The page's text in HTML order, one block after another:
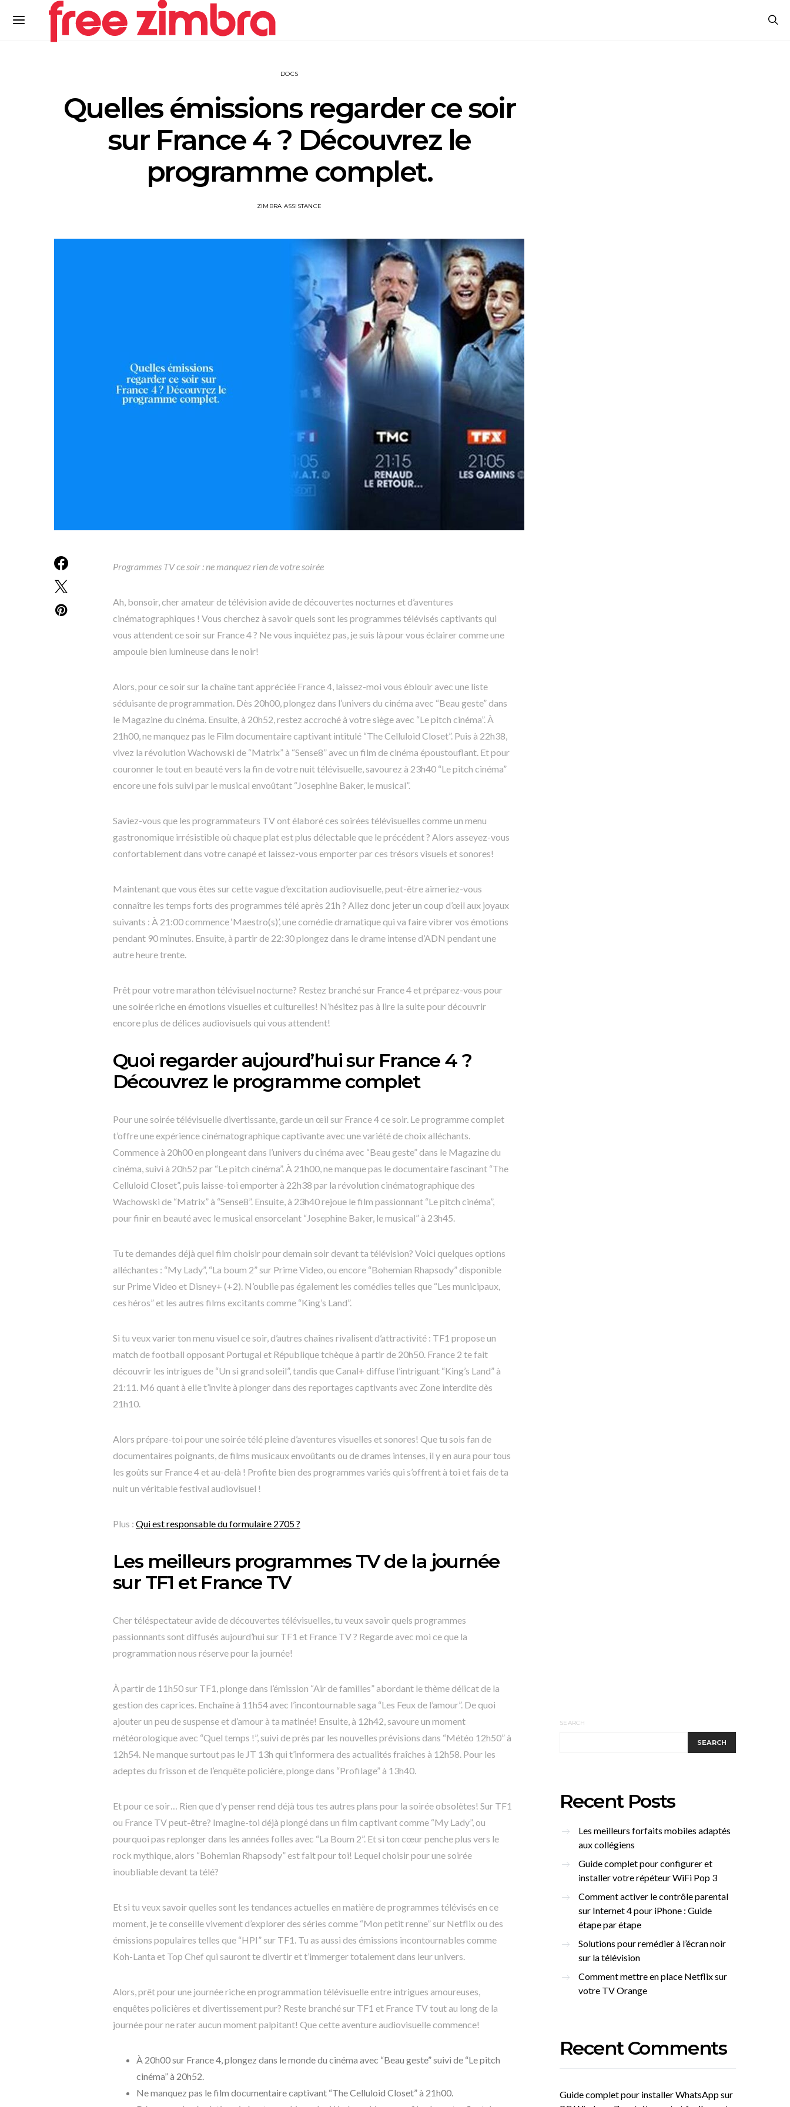
DOCS
Quelles émissions regarder ce soir
sur France 4 ? Découvrez le
programme complet.
ZIMBRA ASSISTANCE
Programmes TV ce soir : ne manquez rien de votre soirée
Ah, bonsoir, cher amateur de télévision avide de découvertes nocturnes et d’aventures
cinématographiques ! Vous cherchez à savoir quels sont les programmes télévisés captivants qui
vous attendent ce soir sur France 4 ? Ne vous inquiétez pas, je suis là pour vous éclairer comme une
ampoule bien lumineuse dans le noir!
Alors, pour ce soir sur la chaîne tant appréciée France 4, laissez-moi vous éblouir avec une liste
séduisante de programmation. Dès 20h00, plongez dans l’univers du cinéma avec “Beau geste” dans
le Magazine du cinéma. Ensuite, à 20h52, restez accroché à votre siège avec “Le pitch cinéma”. À
21h00, ne manquez pas le Film documentaire captivant intitulé “The Celluloid Closet”. Puis à 22h38,
vivez la révolution Wachowski de “Matrix” à “Sense8” avec un film de cinéma époustouflant. Et pour
couronner le tout en beauté vers la fin de votre nuit télévisuelle, savourez à 23h40 “Le pitch cinéma”
encore une fois suivi par le musical envoûtant “Josephine Baker, le musical”.
Saviez-vous que les programmateurs TV ont élaboré ces soirées télévisuelles comme un menu
gastronomique irrésistible où chaque plat est plus délectable que le précédent ? Alors asseyez-vous
confortablement dans votre canapé et laissez-vous emporter par ces trésors visuels et sonores!
Maintenant que vous êtes sur cette vague d’excitation audiovisuelle, peut-être aimeriez-vous
connaître les temps forts des programmes télé après 21h ? Allez donc jeter un coup d’œil aux joyaux
suivants : À 21:00 commence ‘Maestro(s)’, une comédie dramatique qui va faire vibrer vos émotions
pendant 90 minutes. Ensuite, à partir de 22:30 plongez dans le drame intense d’ADN pendant une
autre heure trente.
Prêt pour votre marathon télévisuel nocturne? Restez branché sur France 4 et préparez-vous pour
une soirée riche en émotions visuelles et culturelles! N’hésitez pas à lire la suite pour découvrir
encore plus de délices audiovisuels qui vous attendent!
Quoi regarder aujourd’hui sur France 4 ?
Découvrez le programme complet
Pour une soirée télévisuelle divertissante, garde un œil sur France 4 ce soir. Le programme complet
t’offre une expérience cinématographique captivante avec une variété de choix alléchants.
Commence à 20h00 en plongeant dans l’univers du cinéma avec “Beau geste” dans le Magazine du
cinéma, suivi à 20h52 par “Le pitch cinéma”. À 21h00, ne manque pas le documentaire fascinant “The
Celluloid Closet”, puis laisse-toi emporter à 22h38 par la révolution cinématographique des
Wachowski de “Matrix” à “Sense8”. Ensuite, à 23h40 rejoue le film passionnant “Le pitch cinéma”,
pour finir en beauté avec le musical ensorcelant “Josephine Baker, le musical” à 23h45.
Tu te demandes déjà quel film choisir pour demain soir devant ta télévision? Voici quelques options
alléchantes : “My Lady”, “La boum 2” sur Prime Video, ou encore “Bohemian Rhapsody” disponible
sur Prime Video et Disney+ (+2). N’oublie pas également les comédies telles que “Les municipaux,
ces héros” et les autres films excitants comme “King’s Land”.
Si tu veux varier ton menu visuel ce soir, d’autres chaînes rivalisent d’attractivité : TF1 propose un
match de football opposant Portugal et République tchèque à partir de 20h50. France 2 te fait
découvrir les intrigues de “Un si grand soleil”, tandis que Canal+ diffuse l’intriguant “King’s Land” à
21:11. M6 quant à elle t’invite à plonger dans des reportages captivants avec Zone interdite dès
21h10.
Alors prépare-toi pour une soirée télé pleine d’aventures visuelles et sonores! Que tu sois fan de
documentaires poignants, de films musicaux envoûtants ou de drames intenses, il y en aura pour tous
les goûts sur France 4 et au-delà ! Profite bien des programmes variés qui s’offrent à toi et fais de ta
nuit un véritable festival audiovisuel !
Plus : Qui est responsable du formulaire 2705 ?
Les meilleurs programmes TV de la journée
sur TF1 et France TV
Cher téléspectateur avide de découvertes télévisuelles, tu veux savoir quels programmes
passionnants sont diffusés aujourd’hui sur TF1 et France TV ? Regarde avec moi ce que la
programmation nous réserve pour la journée!
À partir de 11h50 sur TF1, plonge dans l’émission “Air de familles” abordant le thème délicat de la
gestion des caprices. Enchaîne à 11h54 avec l’incontournable saga “Les Feux de l’amour”. De quoi
ajouter un peu de suspense et d’amour à ta matinée! Ensuite, à 12h42, savoure un moment
météorologique avec “Quel temps !”, suivi de près par les nouvelles prévisions dans “Météo 12h50” à
12h54. Ne manque surtout pas le JT 13h qui t’informera des actualités fraîches à 12h58. Pour les
adeptes du frisson et de l’enquête policière, plonge dans “Profilage” à 13h40.
Et pour ce soir… Rien que d’y penser rend déjà tous tes autres plans pour la soirée obsolètes! Sur TF1
ou France TV peut-être? Imagine-toi déjà plongé dans un film captivant comme “My Lady”, ou
pourquoi pas replonger dans les années folles avec “La Boum 2”. Et si ton cœur penche plus vers le
rock mythique, alors “Bohemian Rhapsody” est fait pour toi! Lequel choisir pour une soirée
inoubliable devant ta télé?
Et si tu veux savoir quelles sont les tendances actuelles en matière de programmes télévisés en ce
moment, je te conseille vivement d’explorer des séries comme “Mon petit renne” sur Netflix ou des
émissions populaires telles que “HPI” sur TF1. Tu as aussi des émissions incontournables comme
Koh-Lanta et Top Chef qui sauront te divertir et t’immerger totalement dans leur univers.
Alors, prêt pour une journée riche en programmation télévisuelle entre intrigues amoureuses,
enquêtes policières et divertissement pur? Reste branché sur TF1 et France TV tout au long de la
journée pour ne rater aucun moment palpitant! Que cette aventure audiovisuelle commence!
À 20h00 sur France 4, plongez dans le monde du cinéma avec “Beau geste” suivi de “Le pitch
cinéma” à 20h52.
Ne manquez pas le film documentaire captivant “The Celluloid Closet” à 21h00.
SEARCH
SEARCH
Recent Posts
Les meilleurs forfaits mobiles adaptés
aux collégiens
Guide complet pour configurer et
installer votre répéteur WiFi Pop 3
Comment activer le contrôle parental
sur Internet 4 pour iPhone : Guide
étape par étape
Solutions pour remédier à l’écran noir
sur la télévision
Comment mettre en place Netflix sur
votre TV Orange
Recent Comments
Guide complet pour installer WhatsApp sur